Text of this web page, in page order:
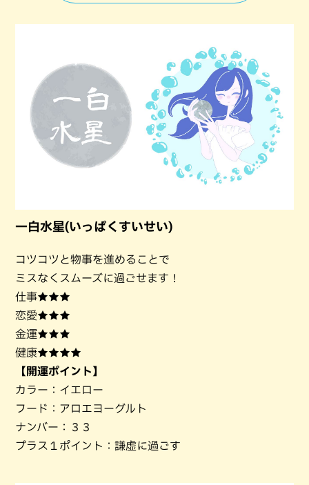
一白水星(いっぱくすいせい)
コツコツと物事を進めることで
ミスなくスムーズに過ごせます！
仕事★★★
恋愛★★★
金運★★★
健康★★★★
【開運ポイント】
カラー：イエロー
フード：アロエヨーグルト
ナンバー：３３
プラス１ポイント：謙虚に過ごす